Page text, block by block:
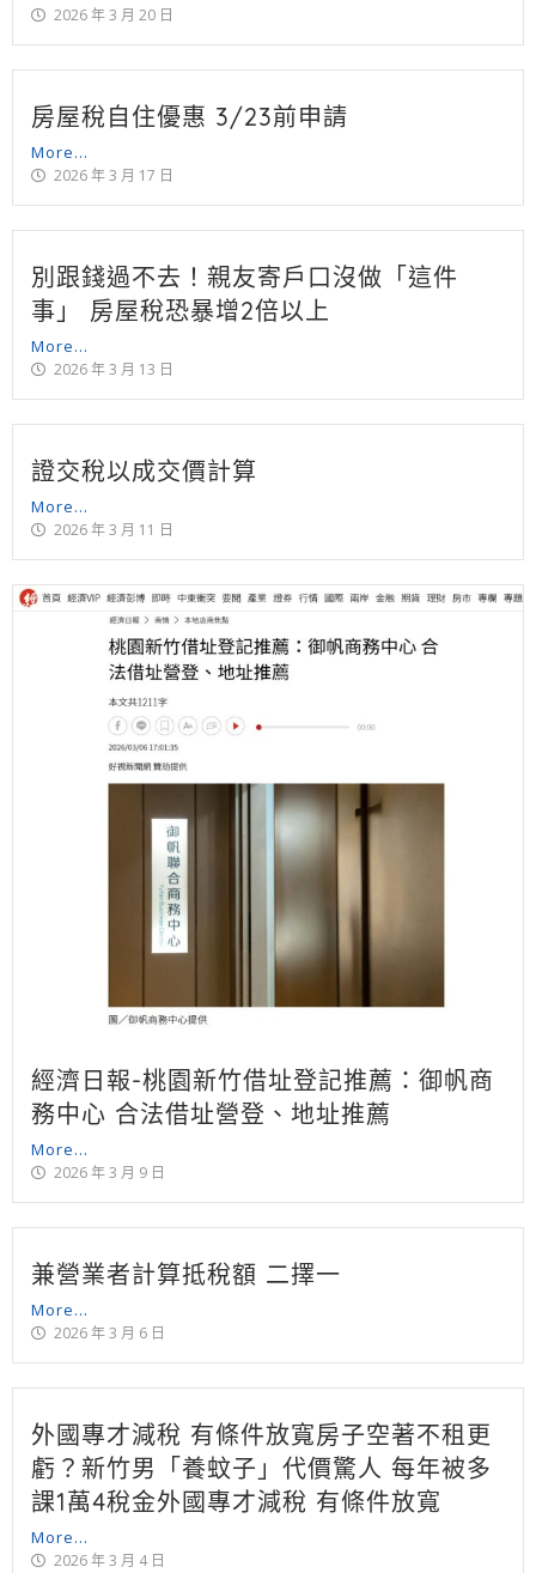
2026 年 3 月 20 日
房屋稅自住優惠 3/23前申請
More...
2026 年 3 月 17 日
別跟錢過不去！親友寄戶口沒做「這件
事」 房屋稅恐暴增2倍以上
More...
2026 年 3 月 13 日
證交稅以成交價計算
More...
2026 年 3 月 11 日
經濟日報-桃園新竹借址登記推薦：御帆商
務中心 合法借址營登、地址推薦
More...
2026 年 3 月 9 日
兼營業者計算抵稅額 二擇一
More...
2026 年 3 月 6 日
外國專才減稅 有條件放寬房子空著不租更
虧？新竹男「養蚊子」代價驚人 每年被多
課1萬4稅金外國專才減稅 有條件放寬
More...
2026 年 3 月 4 日